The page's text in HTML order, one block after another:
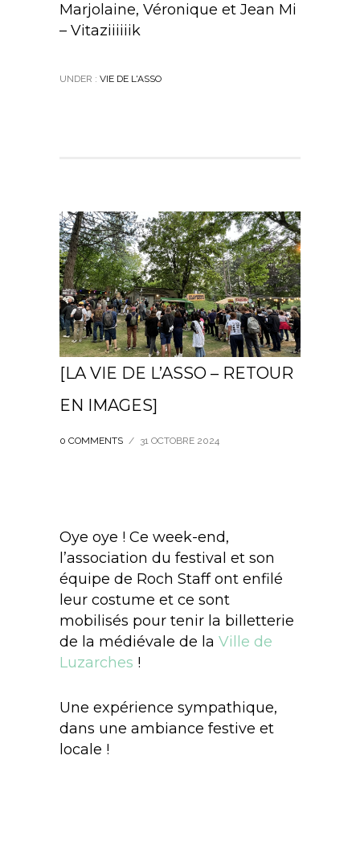
Marjolaine, Véronique et Jean Mi
– Vitaziiiiiik
UNDER : VIE DE L'ASSO
[LA VIE DE L’ASSO – RETOUR
EN IMAGES]
0 COMMENTS / 31 OCTOBRE 2024
Oye oye ! Ce week-end,
l’association du festival et son
équipe de Roch Staff ont enfilé
leur costume et ce sont
mobilisés pour tenir la billetterie
de la médiévale de la Ville de
Luzarches !
Une expérience sympathique,
dans une ambiance festive et
locale !